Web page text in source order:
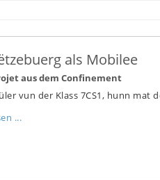
als Mobilee
aus dem Confinement
vun der Klass 7CS1, hunn mat
...